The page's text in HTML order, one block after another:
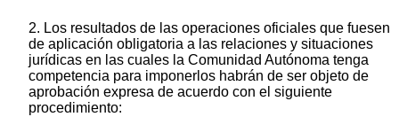
2. Los resultados de las operaciones oficiales que fuesen
de aplicación obligatoria a las relaciones y situaciones
jurídicas en las cuales la Comunidad Autónoma tenga
competencia para imponerlos habrán de ser objeto de
aprobación expresa de acuerdo con el siguiente
procedimiento: